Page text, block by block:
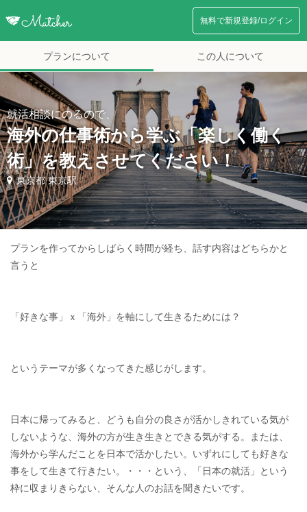
無料で新規登録/ログイン
プランについて この人について
就活相談にのるので、
海外の仕事術から学ぶ「楽しく働く
術」を教えさせてください！
東京都 東京駅
プランを作ってからしばらく時間が経ち、話す内容はどちらかと
言うと
「好きな事」ｘ「海外」を軸にして生きるためには？
というテーマが多くなってきた感じがします。
日本に帰ってみると、どうも自分の良さが活かしきれている気が
しないような、海外の方が生き生きとできる気がする。または、
海外から学んだことを日本で活かしたい。いずれにしても好きな
事をして生きて行きたい。・・・という、「日本の就活」という
枠に収まりきらない、そんな人のお話を聞きたいです。